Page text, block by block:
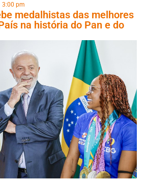
3:00 pm
medalhistas das melhores
na história do Pan e do